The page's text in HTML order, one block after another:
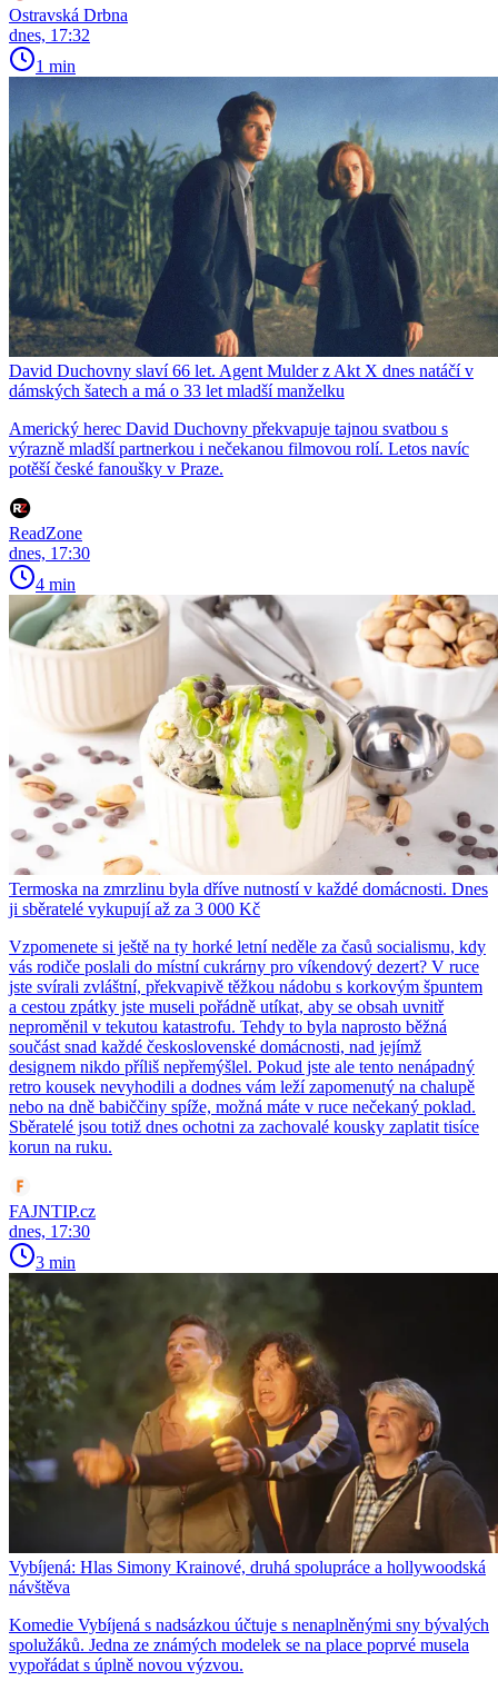
Ostravská Drbna
dnes, 17:32
1 min
David Duchovny slaví 66 let. Agent Mulder z Akt X dnes natáčí v
dámských šatech a má o 33 let mladší manželku
Americký herec David Duchovny překvapuje tajnou svatbou s
výrazně mladší partnerkou i nečekanou filmovou rolí. Letos navíc
potěší české fanoušky v Praze.
ReadZone
dnes, 17:30
4 min
Termoska na zmrzlinu byla dříve nutností v každé domácnosti. Dnes
ji sběratelé vykupují až za 3 000 Kč
Vzpomenete si ještě na ty horké letní neděle za časů socialismu, kdy
vás rodiče poslali do místní cukrárny pro víkendový dezert? V ruce
jste svírali zvláštní, překvapivě těžkou nádobu s korkovým špuntem
a cestou zpátky jste museli pořádně utíkat, aby se obsah uvnitř
neproměnil v tekutou katastrofu. Tehdy to byla naprosto běžná
součást snad každé československé domácnosti, nad jejímž
designem nikdo příliš nepřemýšlel. Pokud jste ale tento nenápadný
retro kousek nevyhodili a dodnes vám leží zapomenutý na chalupě
nebo na dně babiččiny spíže, možná máte v ruce nečekaný poklad.
Sběratelé jsou totiž dnes ochotni za zachovalé kousky zaplatit tisíce
korun na ruku.
FAJNTIP.cz
dnes, 17:30
3 min
Vybíjená: Hlas Simony Krainové, druhá spolupráce a hollywoodská
návštěva
Komedie Vybíjená s nadsázkou účtuje s nenaplněnými sny bývalých
spolužáků. Jedna ze známých modelek se na place poprvé musela
vypořádat s úplně novou výzvou.